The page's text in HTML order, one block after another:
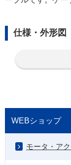
仕様・外形図
WEBショップ
モータ・ア